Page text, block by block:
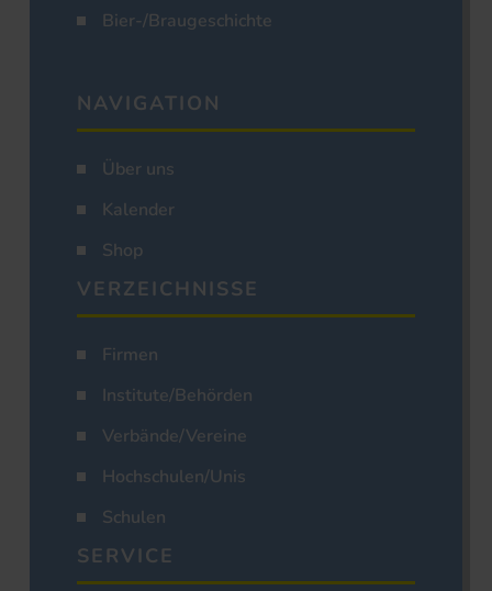
Bier-/Braugeschichte
NAVIGATION
Über uns
Kalender
Shop
VERZEICHNISSE
Firmen
Institute/Behörden
Verbände/Vereine
Hochschulen/Unis
Schulen
SERVICE